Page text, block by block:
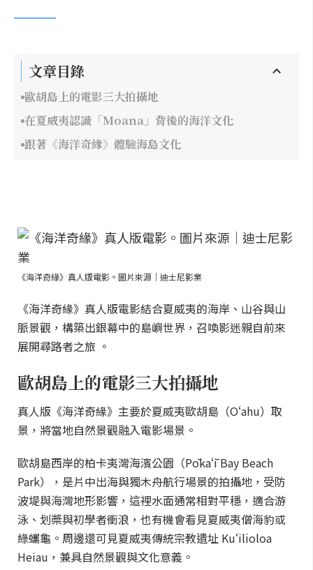
文章目錄
歐胡島上的電影三大拍攝地
在夏威夷認識「Moana」背後的海洋文化
跟著《海洋奇緣》體驗海島文化
《海洋奇緣》真人版電影。圖片來源｜迪士尼影業
《海洋奇緣》真人版電影結合夏威夷的海岸、山谷與山
脈景觀，構築出銀幕中的島嶼世界，召喚影迷親自前來
展開尋路者之旅 。
歐胡島上的電影三大拍攝地
真人版《海洋奇緣》主要於夏威夷歐胡島（Oʻahu）取
景，將當地自然景觀融入電影場景。
歐胡島西岸的柏卡夷灣海濱公園（Pōkaʻī Bay Beach
Park），是片中出海與獨木舟航行場景的拍攝地，受防
波堤與海灣地形影響，這裡水面通常相對平穩，適合游
泳、划槳與初學者衝浪，也有機會看見夏威夷僧海豹或
綠蠵龜。周邊還可見夏威夷傳統宗教遺址 Kuʻilioloa
Heiau，兼具自然景觀與文化意義。